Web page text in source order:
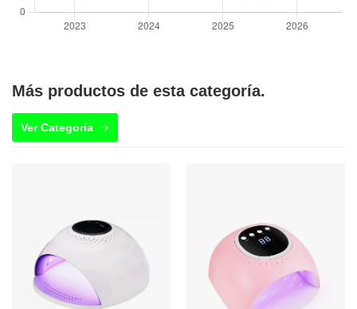
Más productos de esta categoría.
Ver Categoría